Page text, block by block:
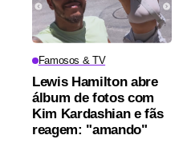
Famosos & TV
Lewis Hamilton abre
álbum de fotos com
Kim Kardashian e fãs
reagem: "amando"